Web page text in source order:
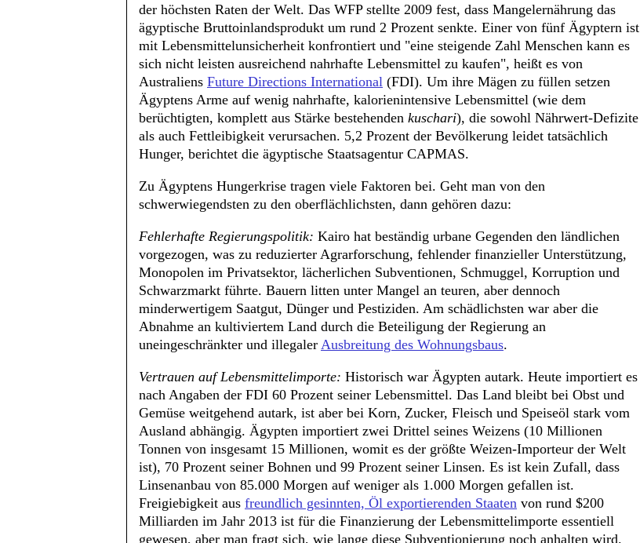
der höchsten Raten der Welt. Das WFP stellte 2009 fest, dass Mangelernährung das
ägyptische Bruttoinlandsprodukt um rund 2 Prozent senkte. Einer von fünf Ägyptern ist
mit Lebensmittelunsicherheit konfrontiert und "eine steigende Zahl Menschen kann es
sich nicht leisten ausreichend nahrhafte Lebensmittel zu kaufen", heißt es von
Australiens Future Directions International (FDI). Um ihre Mägen zu füllen setzen
Ägyptens Arme auf wenig nahrhafte, kalorienintensive Lebensmittel (wie dem
berüchtigten, komplett aus Stärke bestehenden kuschari), die sowohl Nährwert-Defizite
als auch Fettleibigkeit verursachen. 5,2 Prozent der Bevölkerung leidet tatsächlich
Hunger, berichtet die ägyptische Staatsagentur CAPMAS.
Zu Ägyptens Hungerkrise tragen viele Faktoren bei. Geht man von den
schwerwiegendsten zu den oberflächlichsten, dann gehören dazu:
Fehlerhafte Regierungspolitik: Kairo hat beständig urbane Gegenden den ländlichen
vorgezogen, was zu reduzierter Agrarforschung, fehlender finanzieller Unterstützung,
Monopolen im Privatsektor, lächerlichen Subventionen, Schmuggel, Korruption und
Schwarzmarkt führte. Bauern litten unter Mangel an teuren, aber dennoch
minderwertigem Saatgut, Dünger und Pestiziden. Am schädlichsten war aber die
Abnahme an kultiviertem Land durch die Beteiligung der Regierung an
uneingeschränkter und illegaler Ausbreitung des Wohnungsbaus.
Vertrauen auf Lebensmittelimporte: Historisch war Ägypten autark. Heute importiert es
nach Angaben der FDI 60 Prozent seiner Lebensmittel. Das Land bleibt bei Obst und
Gemüse weitgehend autark, ist aber bei Korn, Zucker, Fleisch und Speiseöl stark vom
Ausland abhängig. Ägypten importiert zwei Drittel seines Weizens (10 Millionen
Tonnen von insgesamt 15 Millionen, womit es der größte Weizen-Importeur der Welt
ist), 70 Prozent seiner Bohnen und 99 Prozent seiner Linsen. Es ist kein Zufall, dass
Linsenanbau von 85.000 Morgen auf weniger als 1.000 Morgen gefallen ist.
Freigiebigkeit aus freundlich gesinnten, Öl exportierenden Staaten von rund $200
Milliarden im Jahr 2013 ist für die Finanzierung der Lebensmittelimporte essentiell
gewesen, aber man fragt sich, wie lange diese Subventionierung noch anhalten wird.